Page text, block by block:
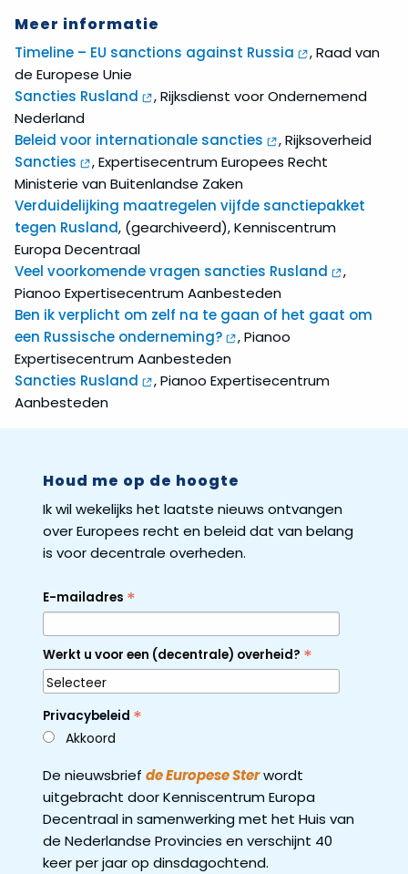
Meer informatie
Timeline – EU sanctions against Russia
, Raad van
de Europese Unie
Sancties Rusland
, Rijksdienst voor Ondernemend
Nederland
Beleid voor internationale sancties
, Rijksoverheid
Sancties
, Expertisecentrum Europees Recht
Ministerie van Buitenlandse Zaken
Verduidelijking maatregelen vijfde sanctiepakket
tegen Rusland, (gearchiveerd), Kenniscentrum
Europa Decentraal
Veel voorkomende vragen sancties Rusland
,
Pianoo Expertisecentrum Aanbesteden
Ben ik verplicht om zelf na te gaan of het gaat om
een Russische onderneming?
, Pianoo
Expertisecentrum Aanbesteden
Sancties Rusland
, Pianoo Expertisecentrum
Aanbesteden
Houd me op de hoogte
Ik wil wekelijks het laatste nieuws ontvangen
over Europees recht en beleid dat van belang
is voor decentrale overheden.
E-mailadres *
Werkt u voor een (decentrale) overheid? *
Privacybeleid *
Akkoord
De nieuwsbrief de Europese Sterwordt
uitgebracht door Kenniscentrum Europa
Decentraal in samenwerking met het Huis van
de Nederlandse Provincies en verschijnt 40
keer per jaar op dinsdagochtend.